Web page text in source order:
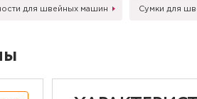
для швейных машин Сумки для